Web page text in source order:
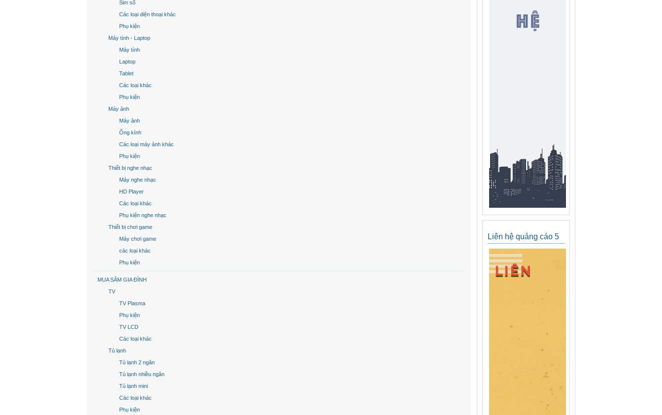
Sim số
Các loại điện thoại khác
Phụ kiện
Máy tính - Laptop
Máy tính
Laptop
Tablet
Các loại khác
Phụ kiện
Máy ảnh
Máy ảnh
Ống kính
Các loại máy ảnh khác
Phụ kiện
Thiết bị nghe nhạc
Máy nghe nhạc
HD Player
Các loại khác
Phụ kiện nghe nhạc
Thiết bị chơi game
Máy chơi game
các loại khác
Phụ kiện
MUA SẮM GIA ĐÌNH
TV
TV Plasma
Phụ kiện
TV LCD
Các loại khác
Tủ lạnh
Tủ lạnh 2 ngăn
Tủ lạnh nhiều ngăn
Tủ lạnh mini
Các loại khác
Phụ kiện
Liên hệ quảng cáo 5